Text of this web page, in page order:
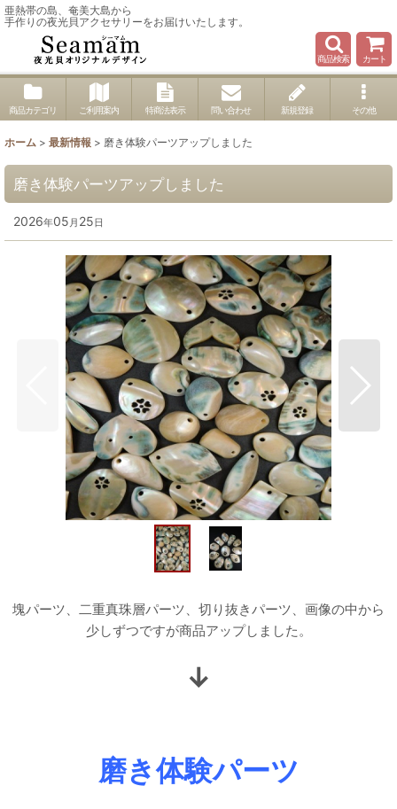
亜熱帯の島、奄美大島から
手作りの夜光貝アクセサリーをお届けいたします。
商品検索 カート
商品カテゴリ ご利用案内 特商法表示 問い合わせ 新規登録 その他
ホーム > 最新情報 > 磨き体験パーツアップしました
磨き体験パーツアップしました
2026年05 月 25 日
塊パーツ、二重真珠層パーツ、切り抜きパーツ、画像の中から
少しずつですが商品アップしました。
↓
磨き体験パーツ